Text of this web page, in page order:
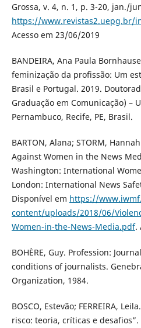
Grossa, v. 4, n. 1, p. 3-20, jan./
https://www.revistas2.uepg.br/
Acesso em 23/06/2019
BANDEIRA, Ana Paula
feminização da profissão: Um
Brasil e Portugal. 2019.
Graduação em Comunicação) –
Pernambuco, Recife, PE, Brasil.
BARTON, Alana; STORM,
Against Women in the News
Washington: International
London: International News
Disponível em https://
content/uploads/2018/06/
Women-in-the-News-Media.pdf.
BOHÈRE, Guy. Profession:
conditions of journalists.
Organization, 1984.
BOSCO, Estevão; FERREIRA,
risco: teoria, críticas e